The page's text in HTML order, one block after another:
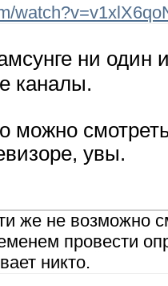
ни один
каналы.
можно
увы.
же не возможно
провести
никто.